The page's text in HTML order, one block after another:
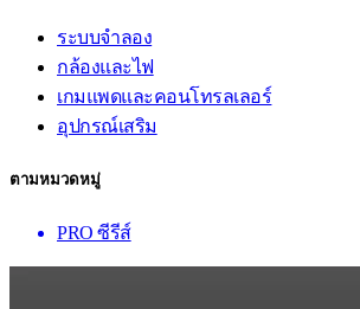
ระบบจำลอง
กล้องและไฟ
เกมแพดและคอนโทรลเลอร์
อุปกรณ์เสริม
ตามหมวดหมู่
PRO ซีรีส์